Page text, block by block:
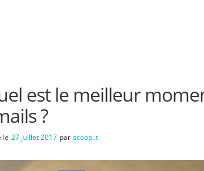
est le meilleur
?
le 27 juillet 2017 par scoop.it